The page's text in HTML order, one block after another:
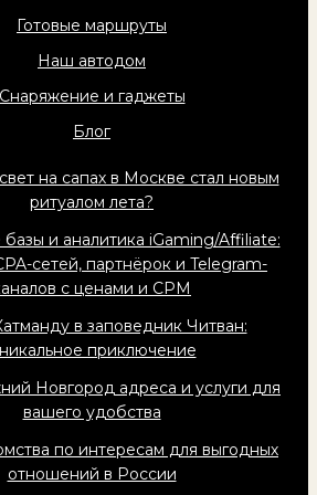
Готовые маршруты
Наш автодом
Снаряжение и гаджеты
Блог
на сапах в Москве стал новым
ритуалом лета?
и аналитика iGaming/Affiliate:
сетей, партнёрок и Telegram-
с ценами и CPM
в заповедник Читван:
приключение
Новгород адреса и услуги для
вашего удобства
по интересам для выгодных
отношений в России